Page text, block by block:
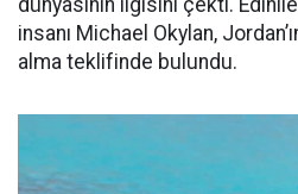
dünyasının ilgisini çekti.
insanı Michael Okylan,
alma teklifinde bulundu.